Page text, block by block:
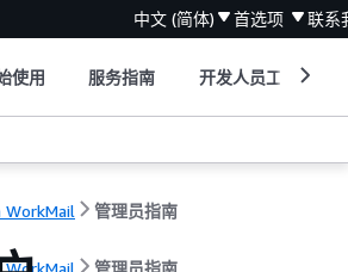
中文 (简体) 首选项 联系
使用 服务指南 开发人员工具
管理员指南
管理员指南